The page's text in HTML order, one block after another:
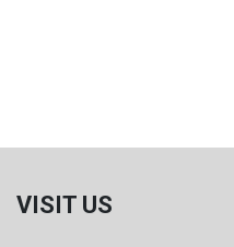
VISIT US